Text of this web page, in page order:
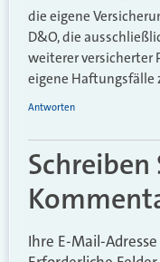
die eigene
D&O, die
weiterer versicherter
eigene Haftungsfälle
Antworten
Schreiben
Ihre E-Mail-